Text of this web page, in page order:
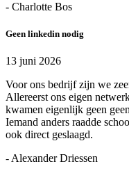
- Charlotte Bos
Geen linkedin nodig
13 juni 2026
Voor ons bedrijf zijn we
Allereerst ons eigen
kwamen eigenlijk geen
Iemand anders raadde
ook direct geslaagd.
- Alexander Driessen